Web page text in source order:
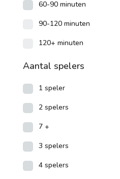
60-90 minuten
90-120 minuten
120+ minuten
Aantal spelers
1 speler
2 spelers
7 +
3 spelers
4 spelers